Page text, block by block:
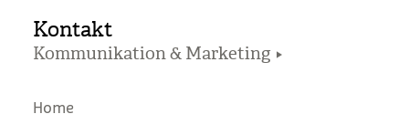
Kontakt
Kommunikation & Marketing
Home